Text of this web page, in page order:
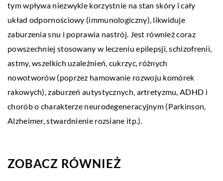
tym wpływa niezwykle korzystnie na stan skóry i cały
układ odpornościowy (immunologiczny), likwiduje
zaburzenia snu i poprawia nastrój. Jest również coraz
powszechniej stosowany w leczeniu epilepsji, schizofrenii,
astmy, wszelkich uzależnień, cukrzyc, różnych
nowotworów (poprzez hamowanie rozwoju komórek
rakowych), zaburzeń autystycznych, artretyzmu, ADHD i
chorób o charakterze neurodegeneracyjnym (Parkinson,
Alzheimer, stwardnienie rozsiane itp.).
ZOBACZ RÓWNIEŻ